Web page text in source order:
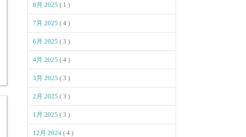
8月 2025 ( 1 )
7月 2025 ( 4 )
6月 2025 ( 3 )
4月 2025 ( 4 )
3月 2025 ( 3 )
2月 2025 ( 3 )
1月 2025 ( 3 )
12月 2024 ( 4 )